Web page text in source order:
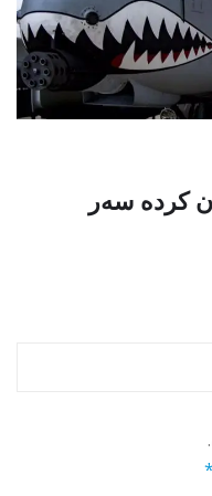
کردە سەر
*